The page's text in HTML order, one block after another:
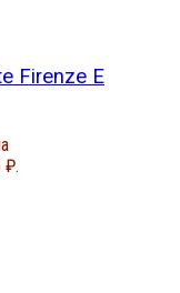
Firenze E
₽.